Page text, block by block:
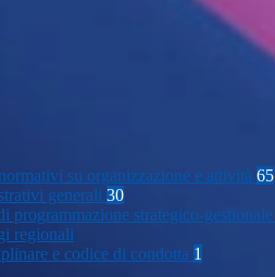
su organizzazione e attività 65
generali 30
programmazione strategico-gestionale
regionali
e codice di condotta 1